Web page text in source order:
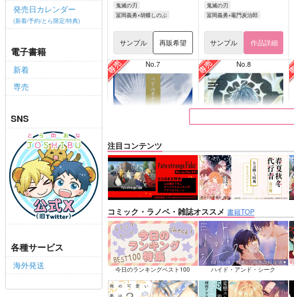
発売日カレンダー
(新着/予約/とら限定/特典)
電子書籍
新着
専売
SNS
各種サービス
海外発送
鬼滅の刃
冨岡義勇×胡蝶しのぶ
サンプル 再販希望
鬼滅の刃
冨岡義勇×竈門炭治郎
サンプル 作品詳細
No.7
ベテルギウスの光
DISCO F
えづとふじ
専売 660円（税込）
吸血鬼すぐ死ぬ
ロナルド×ドラルク
サンプル 再販希望
No.8
Vestige
バッキンガム
専売 3,144円（税込）
崩壊：スターレイル
ファイノン
フリンズ
サンプル カート
注目コンテンツ
コミック・ラノベ・雑誌オススメ 書籍TOP
今日のランキングベスト100 ハイド・アンド・シーク